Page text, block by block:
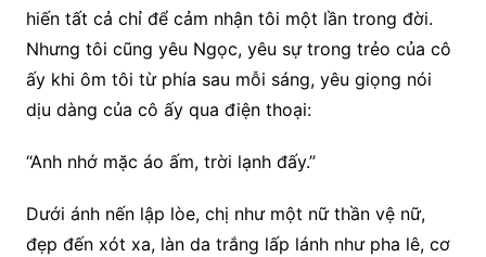
hiến tất cả chỉ để cảm nhận tôi một lần trong đời.
Nhưng tôi cũng yêu Ngọc, yêu sự trong trẻo của cô
ấy khi ôm tôi từ phía sau mỗi sáng, yêu giọng nói
dịu dàng của cô ấy qua điện thoại:
“Anh nhớ mặc áo ấm, trời lạnh đấy.”
Dưới ánh nến lập lòe, chị như một nữ thần vệ nữ,
đẹp đến xót xa, làn da trắng lấp lánh như pha lê, cơ